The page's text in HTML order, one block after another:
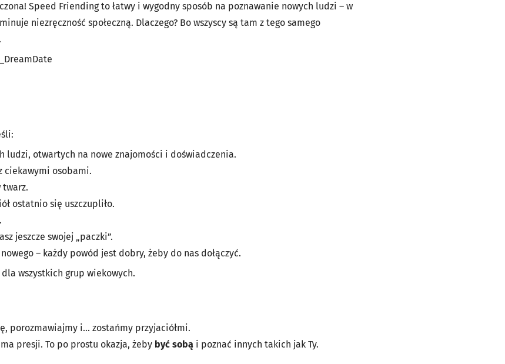
Speed Friending to łatwy i wygodny sposób na poznawanie nowych ludzi – w
niezręczność społeczną. Dlaczego? Bo wszyscy są tam z tego samego
.
ludzi, otwartych na nowe znajomości i doświadczenia.
ciekawymi osobami.
twarz.
ostatnio się uszczupliło.
jeszcze swojej „paczki”.
– każdy powód jest dobry, żeby do nas dołączyć.
wszystkich grup wiekowych.
porozmawiajmy i... zostańmy przyjaciółmi.
presji. To po prostu okazja, żeby być sobą i poznać innych takich jak Ty.